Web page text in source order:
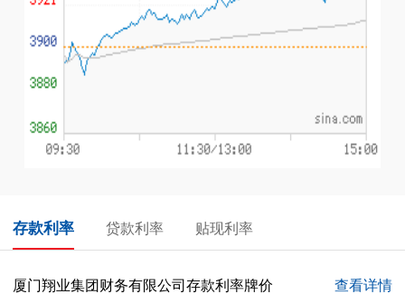
存款利率 贷款利率 贴现利率
厦门翔业集团财务有限公司存款利率牌价 查看详情